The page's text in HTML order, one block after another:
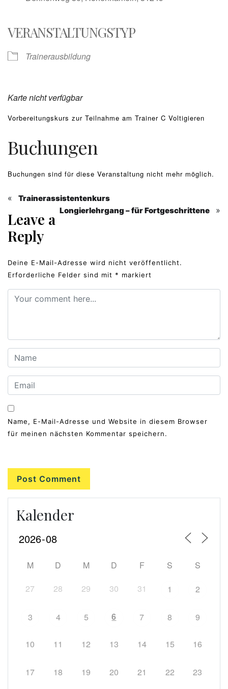
VERANSTALTUNGSTYP
Trainerausbildung
Karte nicht verfügbar
Vorbereitungskurs zur Teilnahme am Trainer C Voltigieren
Buchungen
Buchungen sind für diese Veranstaltung nicht mehr möglich.
«
Trainerassistentenkurs
Longierlehrgang – für Fortgeschrittene
»
Leave a
Reply
Deine E-Mail-Adresse wird nicht veröffentlicht.
Erforderliche Felder sind mit * markiert
Name, E-Mail-Adresse und Website in diesem Browser
für meinen nächsten Kommentar speichern.
Kalender
M D M D F S
S
27
28 29 30 31 1 2
3 4 5 6 7 8 9
10 11 12 13 14 15 16
17 18 19 20 21 22 23